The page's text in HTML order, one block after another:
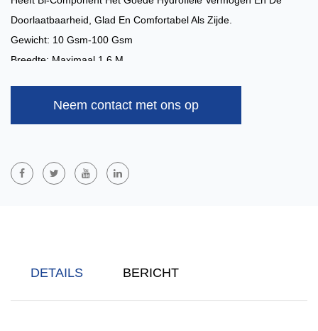
Doorlaatbaarheid, Glad En Comfortabel Als Zijde.
Gewicht: 10 Gsm-100 Gsm
Breedte: Maximaal 1,6 M
Capaciteit: 10 Ton/dag
PET/PE Tweecomponenten Spingebonden Niet-Geweven Stof
Smeltpunteigenschappen Verbetert. Deze Niet-Geweven Stof
Wordt Veel Gebruikt In De Medische En Gezondheidszorg-,
Neem contact met ons op
DETAILS BERICHT